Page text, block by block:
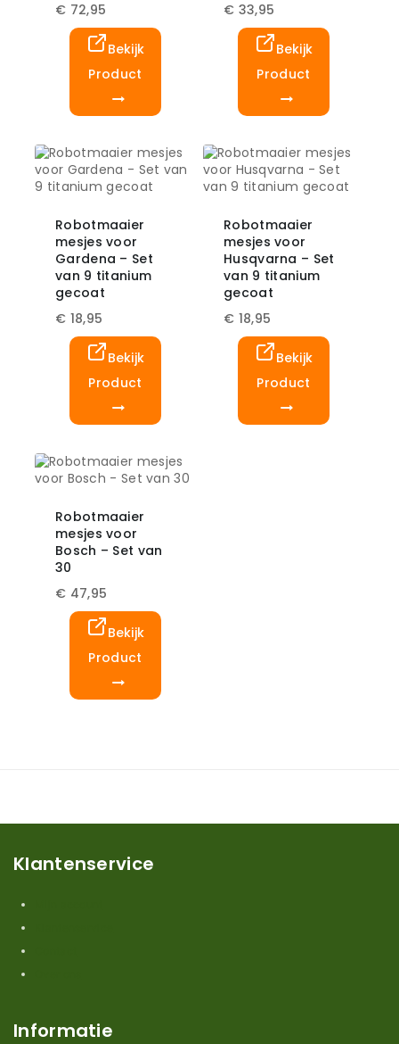
€ 72,95
Bekijk
Product
€ 33,95
Bekijk
Product
Robotmaaier
mesjes voor
Gardena – Set
van 9 titanium
gecoat
€ 18,95
Bekijk
Product
Robotmaaier
mesjes voor
Husqvarna – Set
van 9 titanium
gecoat
€ 18,95
Bekijk
Product
Robotmaaier
mesjes voor
Bosch – Set van
30
€ 47,95
Bekijk
Product
Klantenservice
Informatie